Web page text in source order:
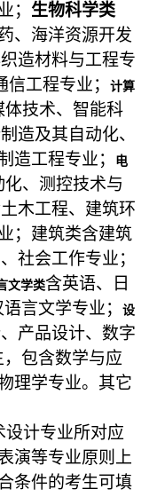
； 生物科学类
、海洋资源开发
造材料与工程专
信工程专业；计算
技术、智能科
造及其自动化、
造工程专业；
电
、测控技术与
木工程、建筑环
；建筑类含建筑
社会工作专业；
文学类含英语、日
言文学专业；设
产品设计、数字
，包含数学与应
理学专业。其它
设计专业所对应
演等专业原则上
条件的考生可填